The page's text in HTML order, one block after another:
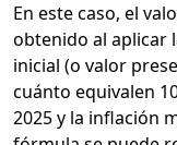
En este caso, el
obtenido al aplicar
inicial (o valor
cuánto equivalen ﷼100 hoy. Hay 2 años entre 2023 y
2025 y la inflación